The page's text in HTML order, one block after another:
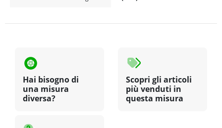
Hai bisogno di
una misura
diversa?
Scopri gli articoli
più venduti in
questa misura